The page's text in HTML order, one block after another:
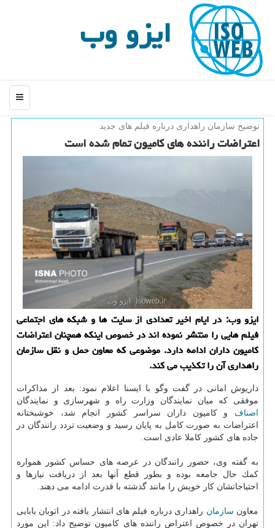
ایزو وب
منو
توضیح سازمان راهداری درباره فیلم های جدید
اعتراضات راننده های كامیون تمام شده است
ایزو وب: در ایام اخیر تعدادی از سایت ها و شبكه های اجتماعی
فیلم هایی را منتشر نموده اند در خصوص اینكه همچنان اعتراضات
كامیون داران ادامه دارد. موضوعی كه معاون حمل و نقل سازمان
راهداری آن را تكذیب می كند.
داریوش امانی در گفت وگو با ایسنا اعلام نمود: بعد از مذاكرات
موفقی كه میان نمایندگان وزارت راه و شهرسازی و نمایندگان
اصناف و كامیون داران سراسر كشور انجام شد، خوشبختانه
اعتراضات به صورت كامل به پایان رسید و وضعیت تردد رانندگان در
جاده های كشور كاملا عادی است.
به گفته وی، حضور رانندگان در عرصه های حساس كشور همواره
كمك حال جامعه بوده و بطور قطع آنها بعد از دریافت نیازها و
احتیاجاتشان كار خویش را مانند گذشته با قدرت ادامه می دهند.
معاون سازمان راهداری درباره فیلم های انتشار یافته در اتوبان بابایی
تهران در خصوص اعتراض راننده های كامیون توضیح داد: این مورد